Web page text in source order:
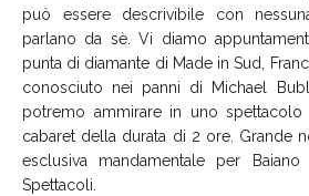
può essere descrivibile con
parlano da sè. Vi diamo
punta di diamante di Made in Sud,
conosciuto nei panni di Michael
potremo ammirare in uno
cabaret della durata di 2 ore. Grande
esclusiva mandamentale per Baiano
Spettacoli.